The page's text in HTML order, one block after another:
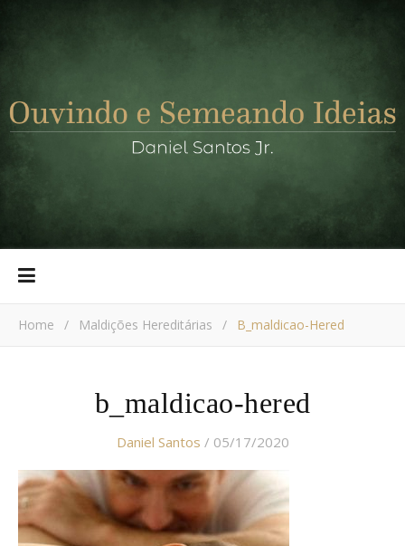
Home / Maldições Hereditárias / B_maldicao-Hered
b_maldicao-hered
Daniel Santos / 05/17/2020